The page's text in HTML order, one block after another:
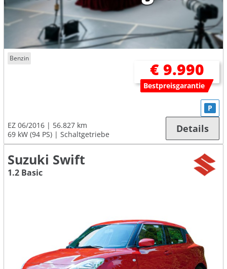
Benzin
€ 9.990
Bestpreisgarantie
EZ 06/2016
56.827 km
69 kW (94 PS)
Schaltgetriebe
P
Details
Suzuki Swift
1.2 Basic